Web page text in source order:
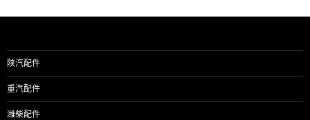
陕汽配件
重汽配件
潍柴配件